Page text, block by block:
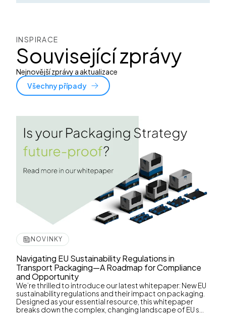
INSPIRACE
Související zprávy
Nejnovější zprávy a aktualizace
Všechny případy
NOVINKY
Navigating EU Sustainability Regulations in
Transport Packaging—A Roadmap for Compliance
and Opportunity
We’re thrilled to introduce our latest whitepaper: New EU
sustainability regulations and their impact on packaging.
Designed as your essential resource, this whitepaper
breaks down the complex, changing landscape of EU s...